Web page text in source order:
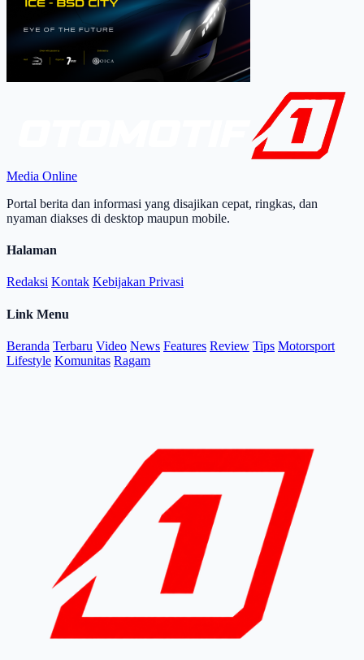
Media Online
Portal berita dan informasi yang disajikan cepat, ringkas, dan
nyaman diakses di desktop maupun mobile.
Halaman
Redaksi Kontak Kebijakan Privasi
Link Menu
Beranda Terbaru Video News Features Review Tips Motorsport
Lifestyle Komunitas Ragam